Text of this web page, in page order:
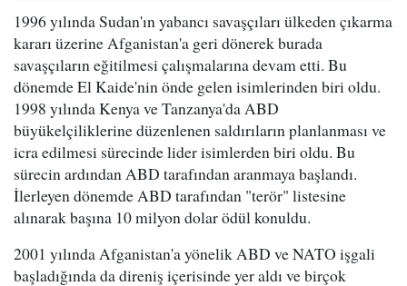
1996 yılında Sudan'ın yabancı savaşçıları ülkeden çıkarma
kararı üzerine Afganistan'a geri dönerek burada
savaşçıların eğitilmesi çalışmalarına devam etti. Bu
dönemde El Kaide'nin önde gelen isimlerinden biri oldu.
1998 yılında Kenya ve Tanzanya'da ABD
büyükelçiliklerine düzenlenen saldırıların planlanması ve
icra edilmesi sürecinde lider isimlerden biri oldu. Bu
sürecin ardından ABD tarafından aranmaya başlandı.
İlerleyen dönemde ABD tarafından "terör" listesine
alınarak başına 10 milyon dolar ödül konuldu.
2001 yılında Afganistan'a yönelik ABD ve NATO işgali
başladığında da direniş içerisinde yer aldı ve birçok